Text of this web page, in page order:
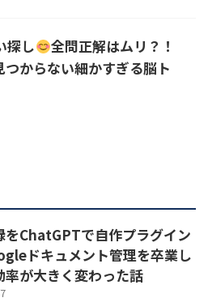
探し
全問正解はムリ？！
つからない細かすぎる脳ト
をChatGPTで自作プラグイン
ドキュメント管理を卒業し
率が大きく変わった話